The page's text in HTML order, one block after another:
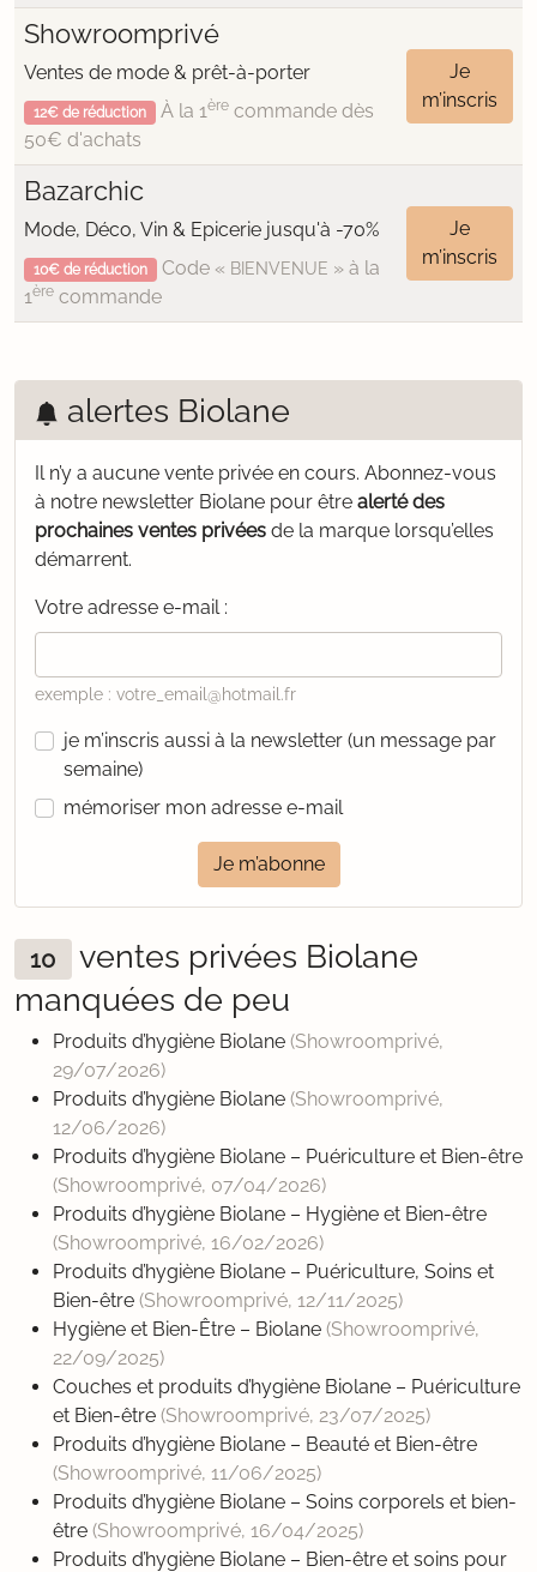
Showroomprivé
Ventes de mode & prêt-à-porter
12€ de réduction À la 1èrecommande dès
50€ d'achats
Je
m’inscris
Bazarchic
Mode, Déco, Vin & Epicerie jusqu'à -70%
10€ de réduction Code « BIENVENUE » à la
1ère commande
Je
m’inscris
alertes Biolane
Il n’y a aucune vente privée en cours. Abonnez-vous
à notre newsletter Biolane pour être alerté des
prochaines ventes privées de la marque lorsqu’elles
démarrent.
Votre adresse e-mail :
exemple : votre_email@hotmail.fr
je m’inscris aussi à la newsletter (un message par
semaine)
mémoriser mon adresse e-mail
Je m’abonne
10
ventes privées Biolane
manquées de peu
Produits d’hygiène Biolane (Showroomprivé,
29/07/2026)
Produits d’hygiène Biolane (Showroomprivé,
12/06/2026)
Produits d’hygiène Biolane – Puériculture et Bien-être
(Showroomprivé, 07/04/2026)
Produits d’hygiène Biolane – Hygiène et Bien-être
(Showroomprivé, 16/02/2026)
Produits d’hygiène Biolane – Puériculture, Soins et
Bien-être (Showroomprivé, 12/11/2025)
Hygiène et Bien-Être – Biolane (Showroomprivé,
22/09/2025)
Couches et produits d’hygiène Biolane – Puériculture
et Bien-être (Showroomprivé, 23/07/2025)
Produits d’hygiène Biolane – Beauté et Bien-être
(Showroomprivé, 11/06/2025)
Produits d’hygiène Biolane – Soins corporels et bien-
être (Showroomprivé, 16/04/2025)
Produits d’hygiène Biolane – Bien-être et soins pour